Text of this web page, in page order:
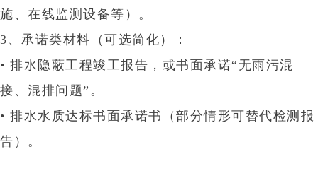
施、在线监测设备等） ‌。
3、‌承诺类材料（可选简化）‌：
• 排水隐蔽工程竣工报告，或书面承诺“无雨污混
接、混排问题”‌。
• 排水水质达标书面承诺书（部分情形可替代检测报
告） ‌。